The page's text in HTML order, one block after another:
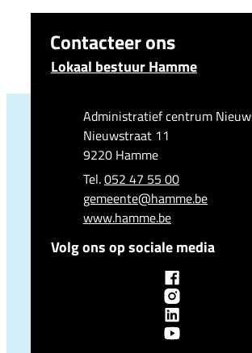
Contacteer ons
Lokaal bestuur Hamme
Administratief centrum
Nieuwstraat 11
,9220 Hamme
052 47 55 00
E-mailgemeente@hamme.be
Websitewww.hamme.be
Volg ons op sociale media
Lokaal bestuur Hamme
Lokaal bestuur Hamme
Lokaal bestuur Hamme
Lokaal bestuur Hamme